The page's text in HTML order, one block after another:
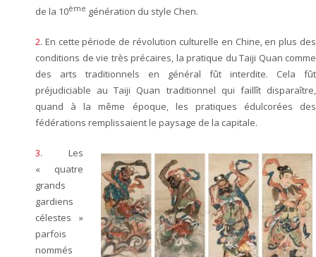
de la 10ème génération du style Chen.
2. En cette période de révolution culturelle en Chine, en plus des
conditions de vie très précaires, la pratique du Taiji Quan comme
des arts traditionnels en général fût interdite. Cela fût
préjudiciable au Taiji Quan traditionnel qui faillît disparaître,
quand à la même époque, les pratiques édulcorées des
fédérations remplissaient le paysage de la capitale.
3. Les
« quatre
grands
gardiens
célestes »
parfois
nommés